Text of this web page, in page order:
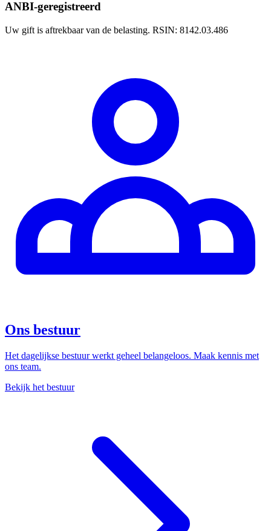
ANBI-geregistreerd
Uw gift is aftrekbaar van de belasting. RSIN: 8142.03.486
Ons bestuur
Het dagelijkse bestuur werkt geheel belangeloos. Maak kennis met
ons team.
Bekijk het bestuur